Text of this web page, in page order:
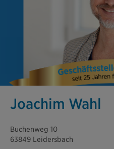
Joachim Wahl
Buchenweg 10
63849 Leidersbach